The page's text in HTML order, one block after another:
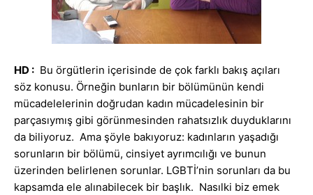
HD : Bu örgütlerin içerisinde de çok farklı bakış açıları
söz konusu. Örneğin bunların bir bölümünün kendi
mücadelelerinin doğrudan kadın mücadelesinin bir
parçasıymış gibi görünmesinden rahatsızlık duyduklarını
da biliyoruz. Ama şöyle bakıyoruz: kadınların yaşadığı
sorunların bir bölümü, cinsiyet ayrımcılığı ve bunun
üzerinden belirlenen sorunlar. LGBTİ’nin sorunları da bu
kapsamda ele alınabilecek bir başlık. Nasılki biz emek